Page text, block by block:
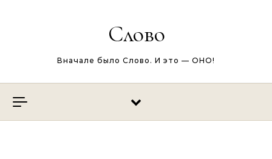
Слово
Вначале было Слово. И это — ОНО!